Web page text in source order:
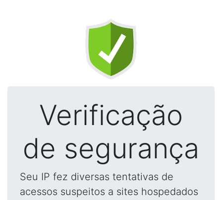
Verificação
de segurança
Seu IP fez diversas tentativas de
acessos suspeitos a sites hospedados